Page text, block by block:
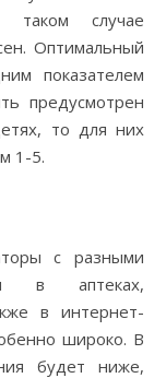
таком случае
Оптимальный
показателем
предусмотрен
то для них
1-5.
с разными
в аптеках,
в интернет-
широко. В
будет ниже,